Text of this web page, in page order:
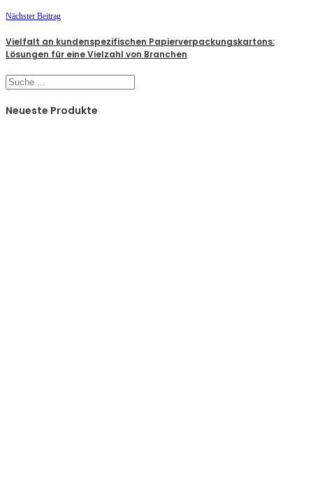
Nächster Beitrag
Vielfalt an kundenspezifischen Papierverpackungskartons:
Lösungen für eine Vielzahl von Branchen
Suchen
Neueste Produkte